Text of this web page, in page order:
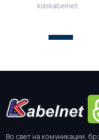
kdskabelnet
Во свет на комуникации,